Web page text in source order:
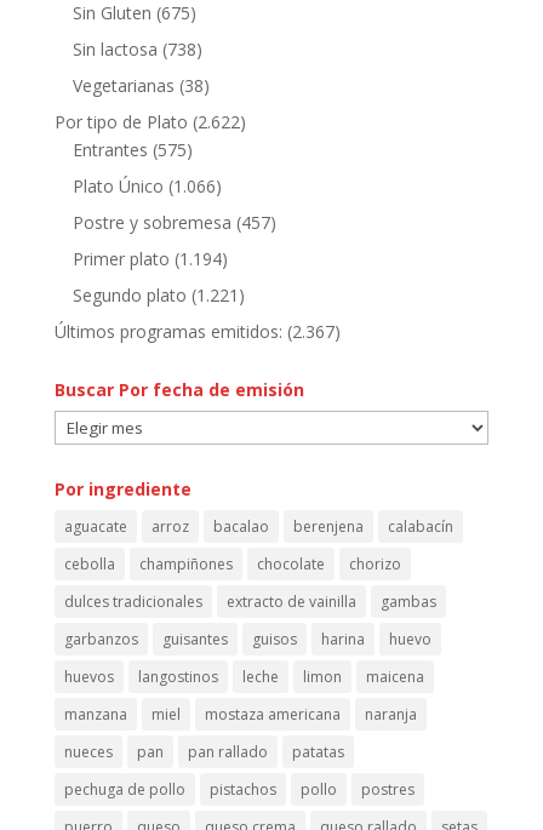
Sin Gluten (675)
Sin lactosa (738)
Vegetarianas (38)
Por tipo de Plato (2.622)
Entrantes (575)
Plato Único (1.066)
Postre y sobremesa (457)
Primer plato (1.194)
Segundo plato (1.221)
Últimos programas emitidos: (2.367)
Buscar Por fecha de emisión
Buscar
Por
fecha
emisión
Por ingrediente
aguacate arroz bacalao berenjena
calabacín
cebolla
champiñones chocolate
chorizo
dulces tradicionales
extracto de vainilla
gambas
garbanzos
guisantes guisos harina
huevo
huevos
langostinos leche limon
maicena
manzana
miel mostaza americana
naranja
nueces
pan pan rallado
patatas
pechuga de pollo
pistachos pollo
postres